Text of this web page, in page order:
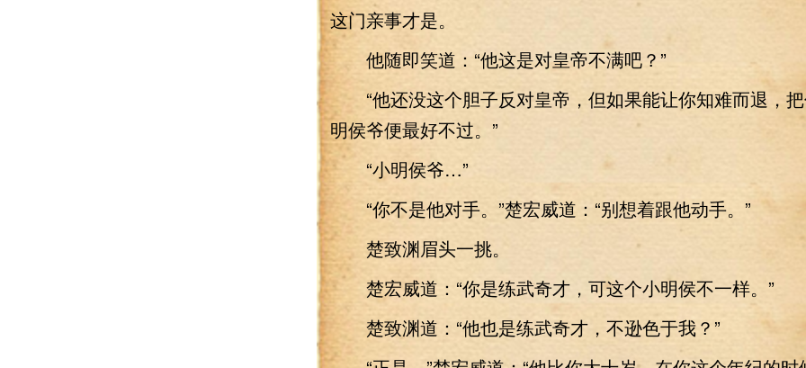
这门亲事才是。
他随即笑道：“他这是对皇帝不满吧？”
“他还没这个胆子反对皇帝，但如果能让你知难而退，
明侯爷便最好不过。”
“小明侯爷…”
“你不是他对手。”楚宏威道：“别想着跟他动手。”
楚致渊眉头一挑。
楚宏威道：“你是练武奇才，可这个小明侯不一样。”
楚致渊道：“他也是练武奇才，不逊色于我？”